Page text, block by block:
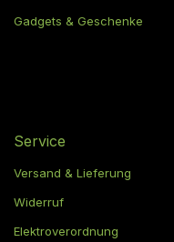
Gadgets & Geschenke
Service
Versand & Lieferung
Widerruf
Elektroverordnung